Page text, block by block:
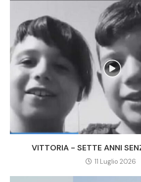
VITTORIA - SETTE ANNI
11 Luglio 2026